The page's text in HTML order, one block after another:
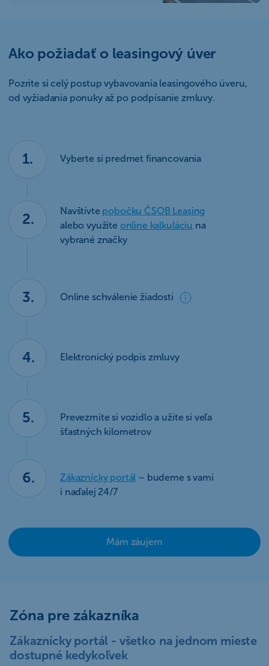
Ako požiadať o leasingový úver
Pozrite si celý postup vybavovania leasingového úveru,
od vyžiadania ponuky až po podpísanie zmluvy.
1. Vyberte si predmet financovania
2. Navštívte pobočku ČSOB Leasing
alebo využite online kalkuláciu na
vybrané značky
3. Online schválenie žiadosti
4. Elektronický podpis zmluvy
5.
Prevezmite si vozidlo a užite si veľa
šťastných kilometrov
6. Zákaznícky portál – budeme s vami
i naďalej 24/7
Mám záujem
Zóna pre zákazníka
Zákaznícky portál - všetko na jednom mieste
dostupné kedykoľvek